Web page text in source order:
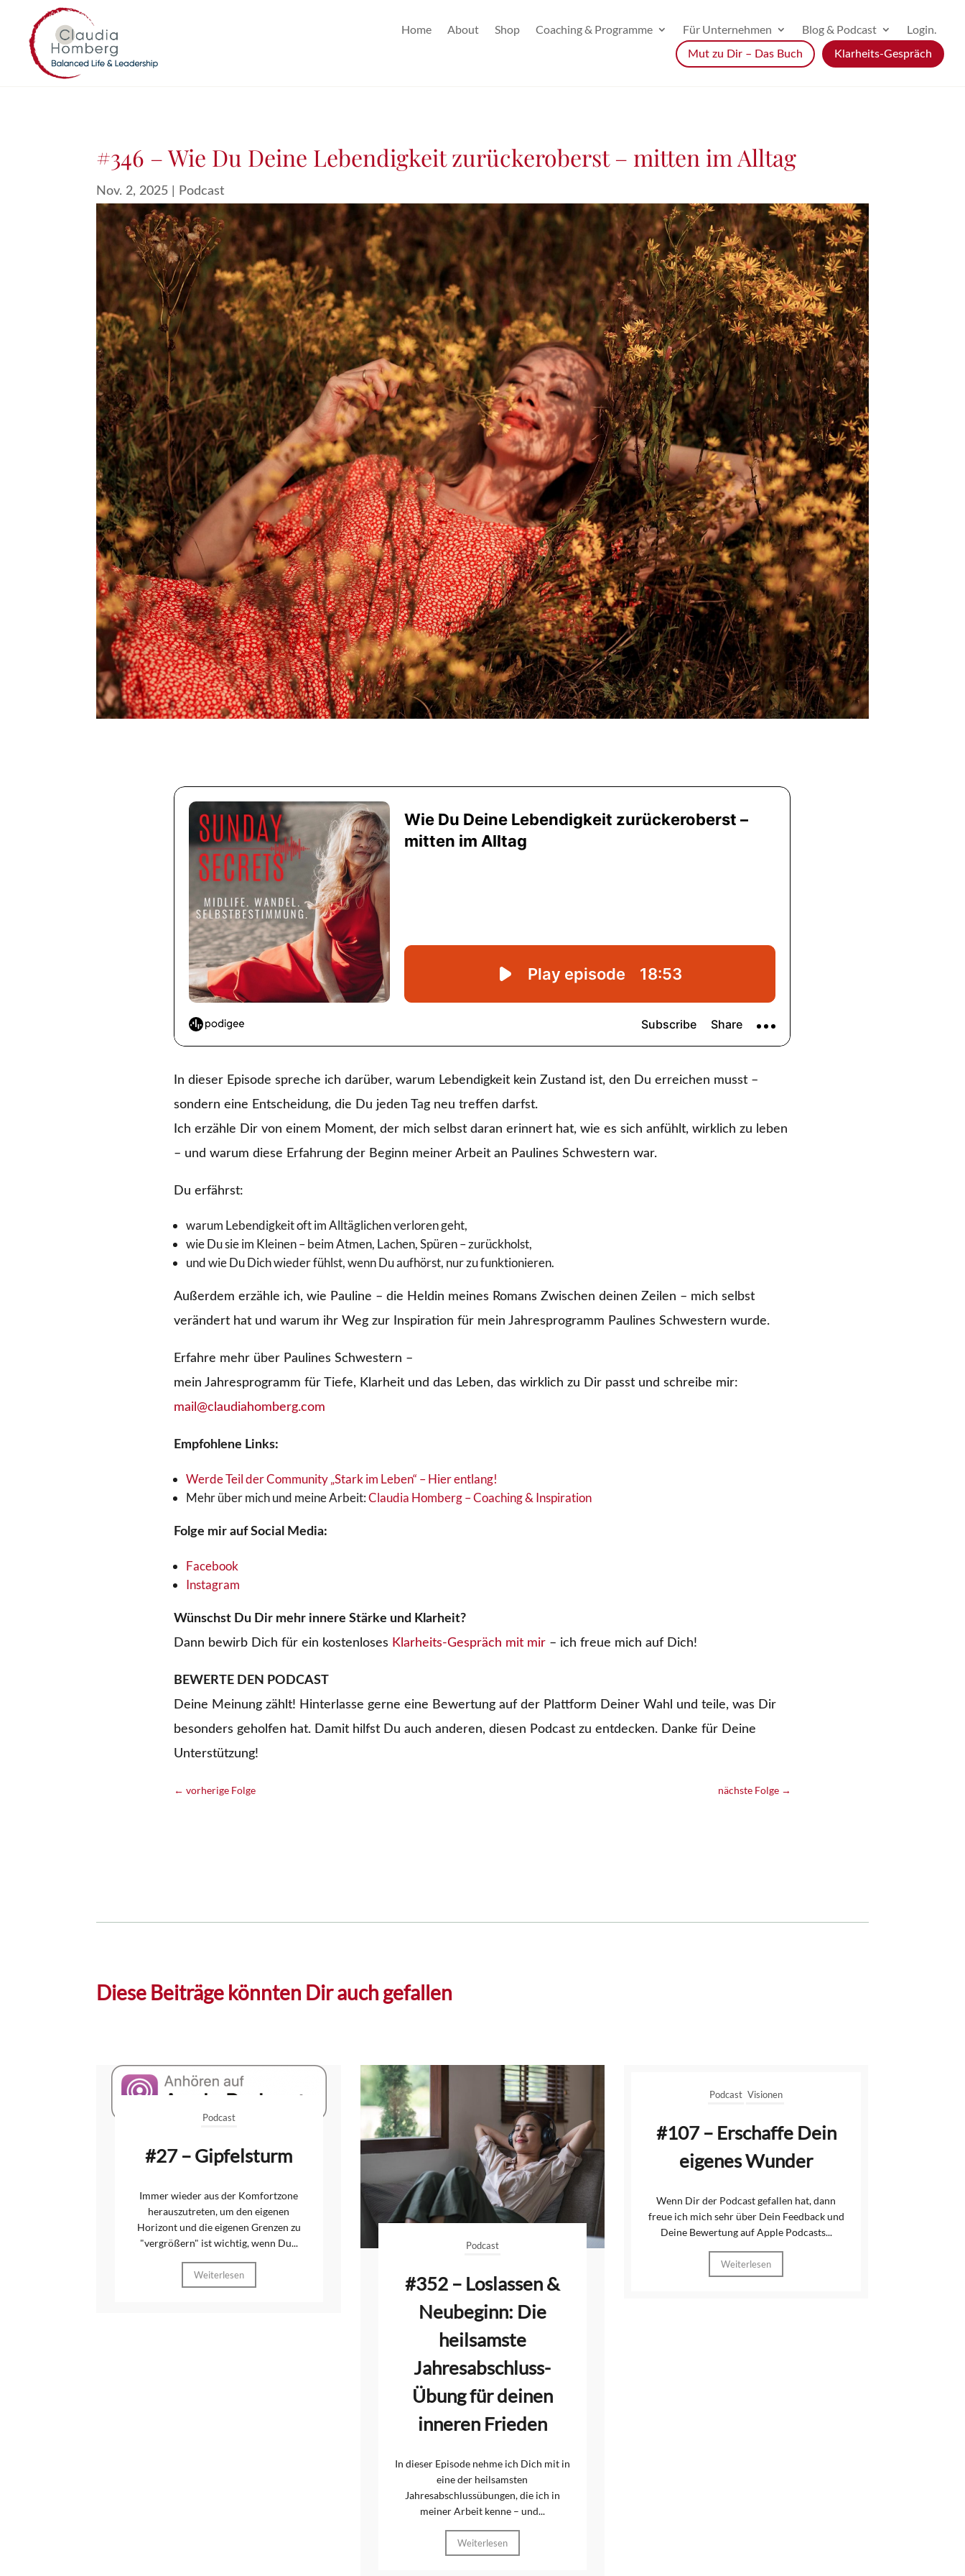
Home About Shop Coaching & Programme Für Unternehmen Blog & Podcast Login.
Mut zu Dir – Das Buch Klarheits-Gespräch
#346 – Wie Du Deine Lebendigkeit zurückeroberst – mitten im Alltag
Nov. 2, 2025 Podcast
In dieser Episode spreche ich darüber, warum Lebendigkeit kein Zustand ist, den Du erreichen musst –
sondern eine Entscheidung, die Du jeden Tag neu treffen darfst.
Ich erzähle Dir von einem Moment, der mich selbst daran erinnert hat, wie es sich anfühlt, wirklich zu leben
– und warum diese Erfahrung der Beginn meiner Arbeit an Paulines Schwestern war.
Du erfährst:
warum Lebendigkeit oft im Alltäglichen verloren geht,
wie Du sie im Kleinen – beim Atmen, Lachen, Spüren – zurückholst,
und wie Du Dich wieder fühlst, wenn Du aufhörst, nur zu funktionieren.
Außerdem erzähle ich, wie Pauline – die Heldin meines Romans Zwischen deinen Zeilen – mich selbst
verändert hat und warum ihr Weg zur Inspiration für mein Jahresprogramm Paulines Schwestern wurde.
Erfahre mehr über Paulines Schwestern –
mein Jahresprogramm für Tiefe, Klarheit und das Leben, das wirklich zu Dir passt und schreibe mir:
mail@claudiahomberg.com
Empfohlene Links:
Werde Teil der Community „Stark im Leben“ – Hier entlang!
Mehr über mich und meine Arbeit:Claudia Homberg – Coaching & Inspiration
Folge mir auf Social Media:
Facebook
Instagram
Wünschst Du Dir mehr innere Stärke und Klarheit?
Dann bewirb Dich für ein kostenloses Klarheits-Gespräch mit mir– ich freue mich auf Dich!
BEWERTE DEN PODCAST
Deine Meinung zählt! Hinterlasse gerne eine Bewertung auf der Plattform Deiner Wahl und teile, was Dir
besonders geholfen hat. Damit hilfst Du auch anderen, diesen Podcast zu entdecken. Danke für Deine
Unterstützung!
← vorherige Folge nächste Folge →
Diese Beiträge könnten Dir auch gefallen
Podcast
#27 – Gipfelsturm
Immer wieder aus der Komfortzone
herauszutreten, um den eigenen
Horizont und die eigenen Grenzen zu
"vergrößern" ist wichtig, wenn Du...
Weiterlesen
Podcast
#352 – Loslassen &
Neubeginn: Die
heilsamste
Jahresabschluss-
Übung für deinen
inneren Frieden
In dieser Episode nehme ich Dich mit in
eine der heilsamsten
Jahresabschlussübungen, die ich in
meiner Arbeit kenne – und...
Weiterlesen
Podcast Visionen
#107 – Erschaffe Dein
eigenes Wunder
Wenn Dir der Podcast gefallen hat, dann
freue ich mich sehr über Dein Feedback und
Deine Bewertung auf Apple Podcasts...
Weiterlesen